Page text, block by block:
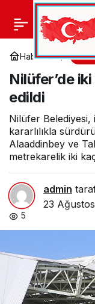
Haberler
Nilüfer’de
edildi
Nilüfer Belediyesi,
kararlılıkla
Alaaddinbey ve
metrekarelik iki
admin
23
5
Üsküdar’da İlk ve
Öğretim
Kırtasiye ve Giyim
Desteği Başlıyor